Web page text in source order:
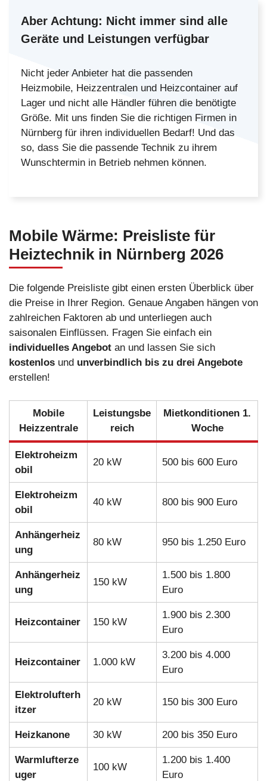
Aber Achtung: Nicht immer sind alle
Geräte und Leistungen verfügbar
Nicht jeder Anbieter hat die passenden
Heizmobile, Heizzentralen und Heizcontainer auf
Lager und nicht alle Händler führen die benötigte
Größe. Mit uns finden Sie die richtigen Firmen in
Nürnberg für ihren individuellen Bedarf! Und das
so, dass Sie die passende Technik zu ihrem
Wunschtermin in Betrieb nehmen können.
Mobile Wärme: Preisliste für
Heiztechnik in Nürnberg 2026
Die folgende Preisliste gibt einen ersten Überblick über
die Preise in Ihrer Region. Genaue Angaben hängen von
zahlreichen Faktoren ab und unterliegen auch
saisonalen Einflüssen. Fragen Sie einfach ein
individuelles Angebot an und lassen Sie sich
kostenlos und unverbindlich bis zu drei Angebote
erstellen!
Mobile
Heizzentrale
Leistungsbe
reich
Mietkonditionen 1.
Woche
Elektroheizm
obil
20 kW 500 bis 600 Euro
Elektroheizm
obil
40 kW 800 bis 900 Euro
Anhängerheiz
ung
80 kW 950 bis 1.250 Euro
Anhängerheiz
ung
150 kW
1.500 bis 1.800
Euro
Heizcontainer 150 kW
1.900 bis 2.300
Euro
Heizcontainer 1.000 kW
3.200 bis 4.000
Euro
Elektrolufterh
itzer
20 kW 150 bis 300 Euro
Heizkanone 30 kW 200 bis 350 Euro
Warmlufterze
uger
100 kW
1.200 bis 1.400
Euro